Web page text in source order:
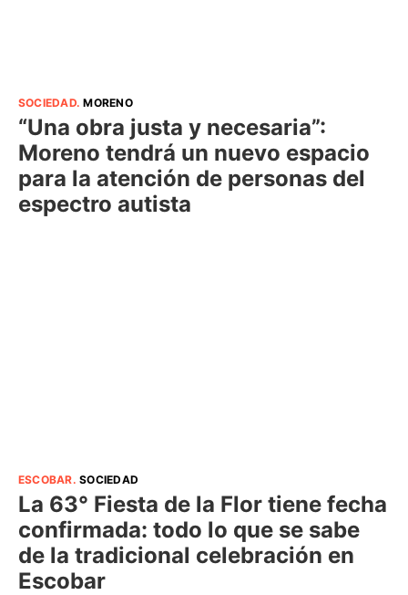
SOCIEDAD.MORENO
“Una obra justa y necesaria”:
Moreno tendrá un nuevo espacio
para la atención de personas del
espectro autista
ESCOBAR.SOCIEDAD
La 63° Fiesta de la Flor tiene fecha
confirmada: todo lo que se sabe
de la tradicional celebración en
Escobar